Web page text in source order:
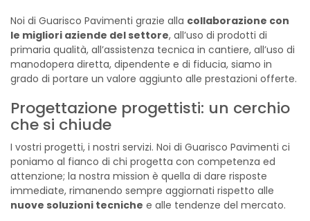
Noi di Guarisco Pavimenti grazie alla collaborazione con
le migliori aziende del settore, all’uso di prodotti di
primaria qualità, all’assistenza tecnica in cantiere, all’uso di
manodopera diretta, dipendente e di fiducia, siamo in
grado di portare un valore aggiunto alle prestazioni offerte.
Progettazione progettisti: un cerchio
che si chiude
I vostri progetti, i nostri servizi. Noi di Guarisco Pavimenti ci
poniamo al fianco di chi progetta con competenza ed
attenzione; la nostra mission è quella di dare risposte
immediate, rimanendo sempre aggiornati rispetto alle
nuove soluzioni tecniche e alle tendenze del mercato.